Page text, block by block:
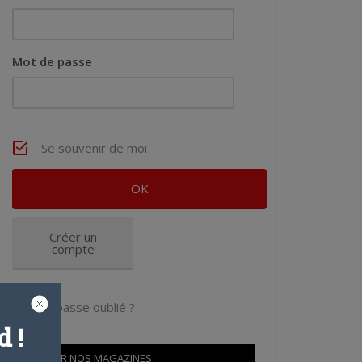
Mot de passe
Se souvenir de moi
Créer un
compte
Mot de passe oublié ?
OÙ TROUVER NOS MAGAZINES
!